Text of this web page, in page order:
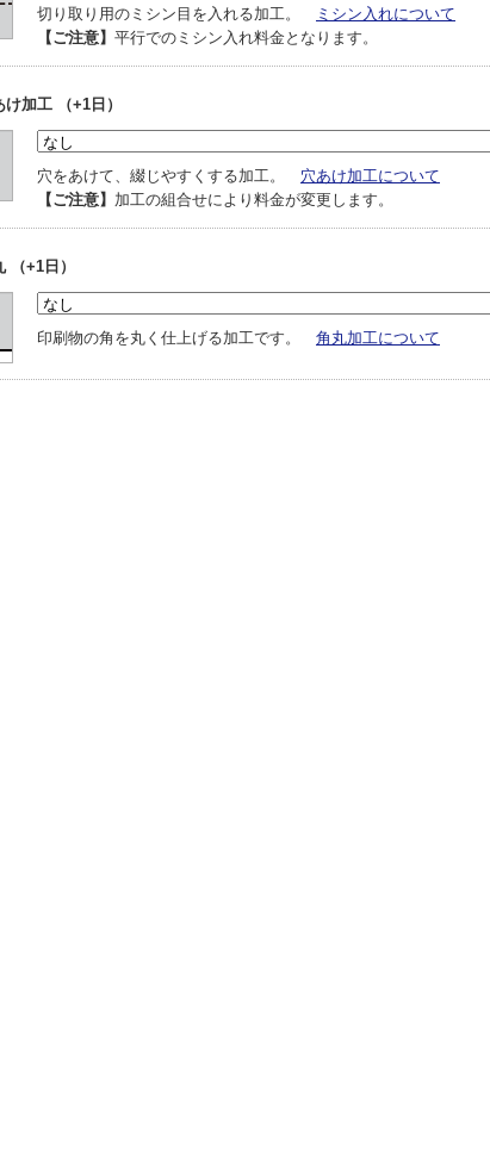
切り取り用のミシン目を入れる加工。
ミシン入れについて
【ご注意】 平行でのミシン入れ料金となります。
け加工 （+1日）
穴をあけて、綴じやすくする加工。 穴あけ加工について
【ご注意】 加工の組合せにより料金が変更します。
（+1日）
印刷物の角を丸く仕上げる加工です。 角丸加工について